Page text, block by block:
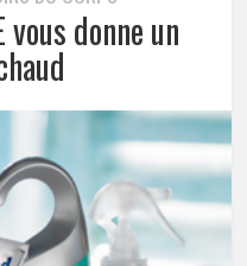
vous donne un